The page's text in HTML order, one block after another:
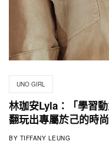
UNO GIRL
林珈安Lyla：「學習
翻玩出專屬於己的時尚
BY TIFFANY LEUNG